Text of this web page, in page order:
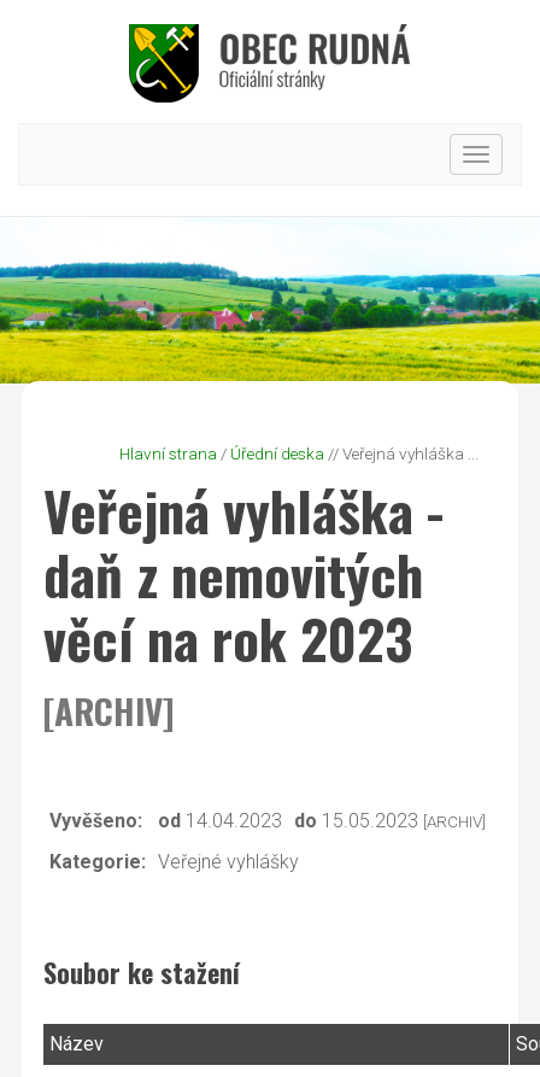
Hlavní
Hlavní strana / Úřední deska // Veřejná vyhláška ...
Veřejná vyhláška -
daň z nemovitých
věcí na rok 2023
[ARCHIV]
Vyvěšeno: od 14.04.2023 do 15.05.2023 [ARCHIV]
Kategorie: Veřejné vyhlášky
Soubor ke stažení
Název